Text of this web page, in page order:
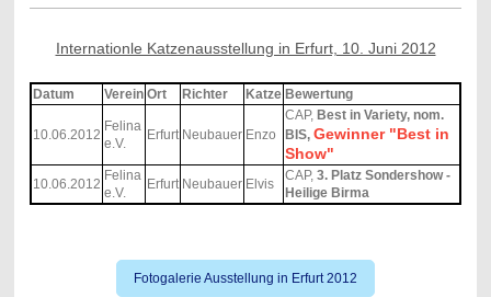
Internationle Katzenausstellung in Erfurt, 10. Juni 2012
Datum Verein Ort Richter Katze Bewertung
10.06.2012
Felina
e.V.
Erfurt Neubauer Enzo
CAP, Best in Variety, nom.
BIS, Gewinner "Best in
Show"
10.06.2012
Felina
e.V.
Erfurt Neubauer Elvis
CAP, 3. Platz Sondershow -
Heilige Birma
Fotogalerie Ausstellung in Erfurt 2012